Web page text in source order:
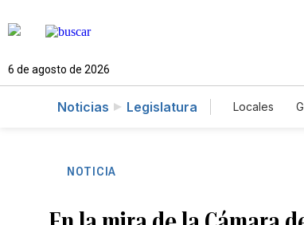
6 de agosto de 2026
Noticias Legislatura Locales
NOTICIA